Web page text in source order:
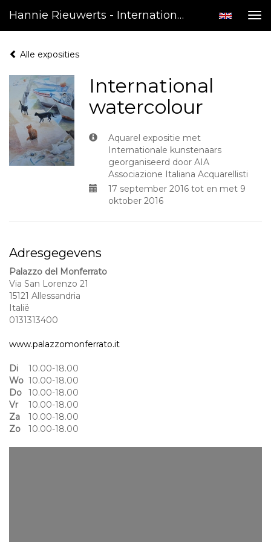
Hannie Rieuwerts - International Watercolour
Alle exposities
International
watercolour
Aquarel expositie met
Internationale kunstenaars
georganiseerd door AIA
Associazione Italiana Acquarellisti
17 september 2016 tot en met 9
oktober 2016
Adresgegevens
Palazzo del Monferrato
Via San Lorenzo 21
15121 Allessandria
Italië
0131313400
www.palazzomonferrato.it
Di
10.00-18.00
Wo 10.00-18.00
Do
10.00-18.00
Vr
10.00-18.00
Za
10.00-18.00
Zo
10.00-18.00